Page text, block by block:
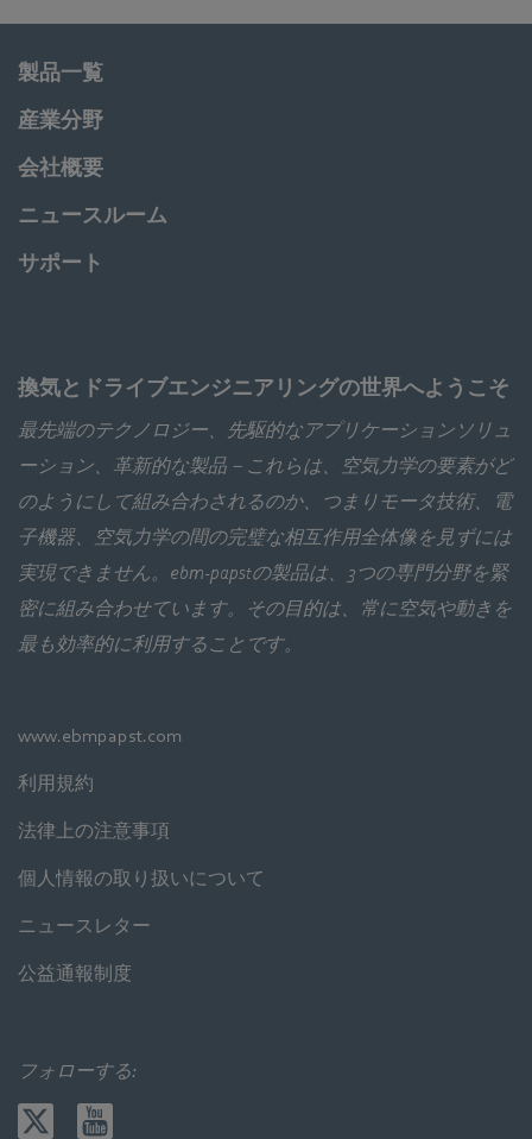
製品一覧
産業分野
会社概要
ニュースルーム
サポート
換気とドライブエンジニアリングの世界へようこそ
最先端のテクノロジー、先駆的なアプリケーションソリュ
ーション、革新的な製品－これらは、空気力学の要素がど
のようにして組み合わされるのか、つまりモータ技術、電
子機器、空気力学の間の完璧な相互作用全体像を見ずには
実現できません。ebm‑papstの製品は、3つの専門分野を緊
密に組み合わせています。その目的は、常に空気や動きを
最も効率的に利用することです。
www.ebmpapst.com
利用規約
法律上の注意事項
個人情報の取り扱いについて
ニュースレター
公益通報制度
フォローする: